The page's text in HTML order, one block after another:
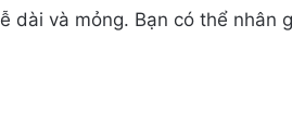
dài và mỏng. Bạn có thể nhân